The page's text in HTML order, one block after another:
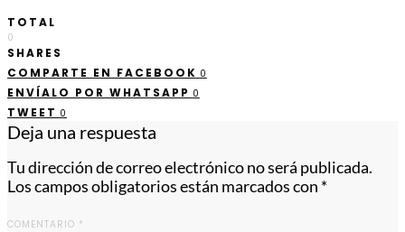
TOTAL
0
SHARES
COMPARTE EN FACEBOOK 0
ENVÍALO POR WHATSAPP 0
TWEET 0
Deja una respuesta
Tu dirección de correo electrónico no será publicada.
Los campos obligatorios están marcados con *
COMENTARIO *